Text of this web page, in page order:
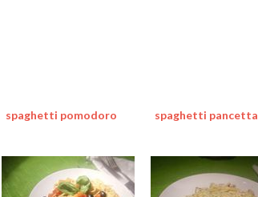
spaghetti pomodoro spaghetti pancetta